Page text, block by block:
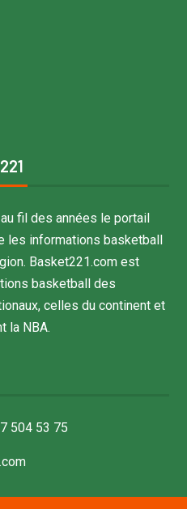
fil des années le portail
les informations basketball
Basket221.com est
basketball des
celles du continent et
la NBA.
504 53 75